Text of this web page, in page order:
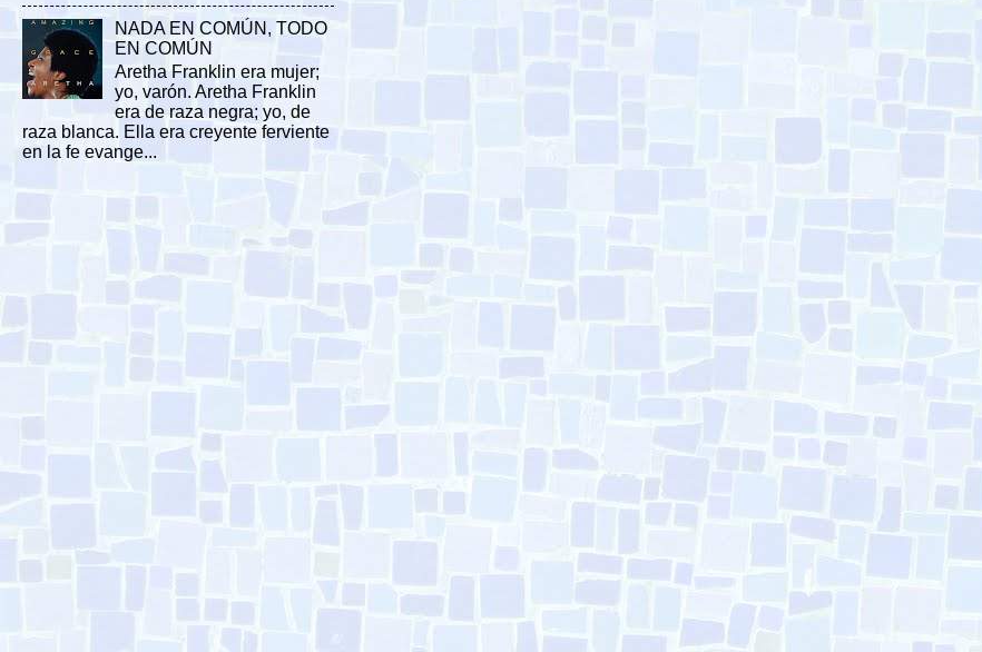
NADA EN COMÚN, TODO
EN COMÚN
Aretha Franklin era mujer;
yo, varón. Aretha Franklin
era de raza negra; yo, de
raza blanca. Ella era creyente ferviente
en la fe evange...